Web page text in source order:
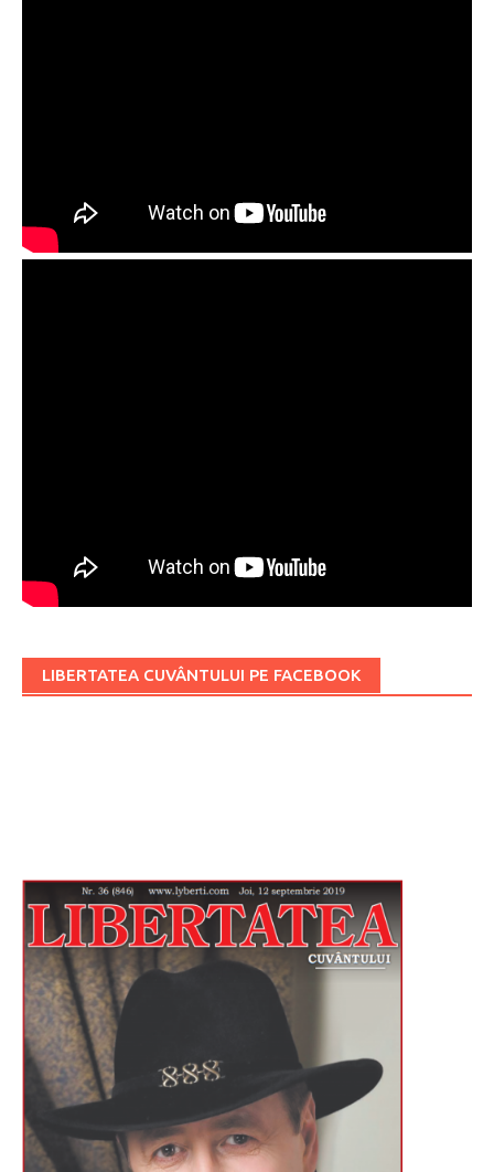
LIBERTATEA CUVÂNTULUI PE FACEBOOK